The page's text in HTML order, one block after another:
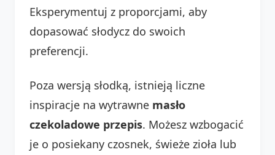
Eksperymentuj z proporcjami, aby
dopasować słodycz do swoich
preferencji.
Poza wersją słodką, istnieją liczne
inspiracje na wytrawne masło
czekoladowe przepis. Możesz wzbogacić
je o posiekany czosnek, świeże zioła lub